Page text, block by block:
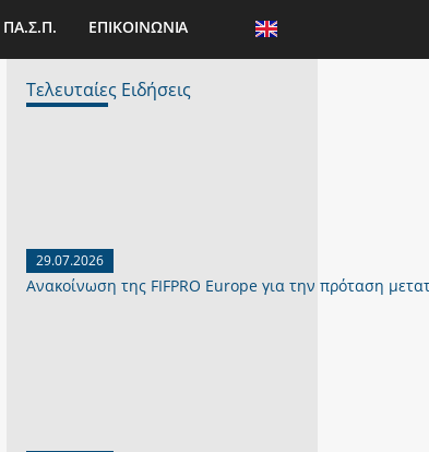
ΕΠΙΚΟΙΝΩΝΙΑ
Τελευταίες Ειδήσεις
29.07.2026
Ανακοίνωση της FIFPRO Europe για την πρόταση